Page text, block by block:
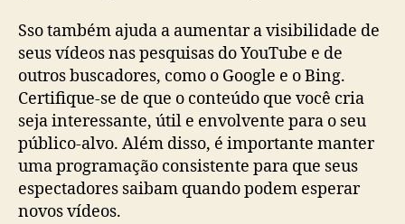
Sso também ajuda a aumentar a visibilidade de
seus vídeos nas pesquisas do YouTube e de
outros buscadores, como o Google e o Bing.
Certifique-se de que o conteúdo que você cria
seja interessante, útil e envolvente para o seu
público-alvo. Além disso, é importante manter
uma programação consistente para que seus
espectadores saibam quando podem esperar
novos vídeos.